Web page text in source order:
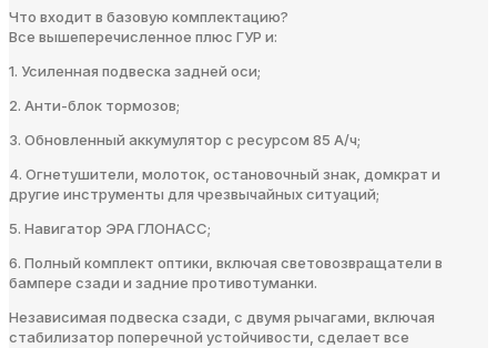
Что входит в базовую комплектацию?
Все вышеперечисленное плюс ГУР и:
1. Усиленная подвеска задней оси;
2. Анти-блок тормозов;
3. Обновленный аккумулятор с ресурсом 85 А/ч;
4. Огнетушители, молоток, остановочный знак, домкрат и
другие инструменты для чрезвычайных ситуаций;
5. Навигатор ЭРА ГЛОНАСС;
6. Полный комплект оптики, включая световозвращатели в
бампере сзади и задние противотуманки.
Независимая подвеска сзади, с двумя рычагами, включая
стабилизатор поперечной устойчивости, сделает все